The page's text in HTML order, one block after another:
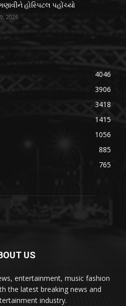
હોસ્પિટલ પહોંચ્યો
2026
4046
3906
3418
1415
1056
885
765
US
entertainment, music fashion
the latest breaking news and
industry.